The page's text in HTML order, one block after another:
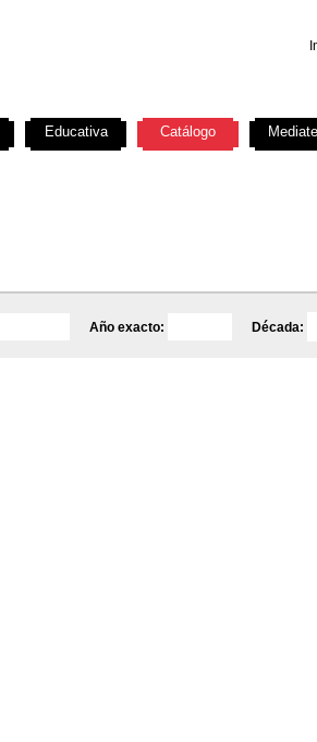
Año exacto: Década:
Educativa Catálogo